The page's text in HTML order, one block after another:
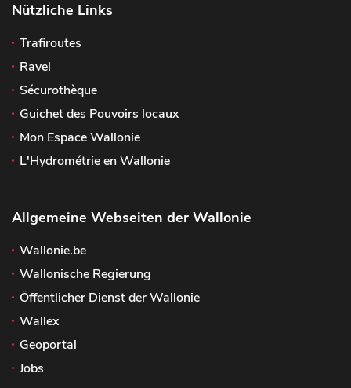
Nützliche Links
Trafiroutes
Ravel
Sécurothèque
Guichet des Pouvoirs locaux
Mon Espace Wallonie
L'Hydrométrie en Wallonie
Allgemeine Webseiten der Wallonie
Wallonie.be
Wallonische Regierung
Öffentlicher Dienst der Wallonie
Wallex
Geoportal
Jobs